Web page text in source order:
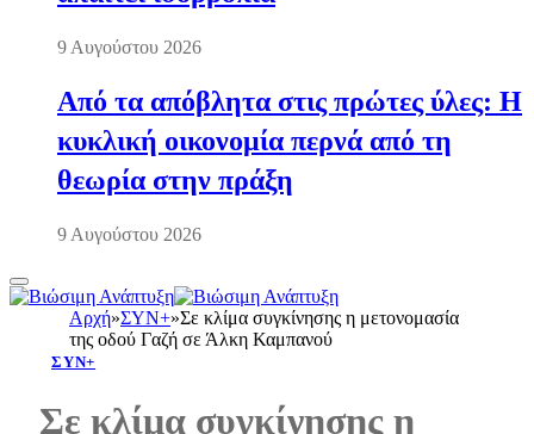
9 Αυγούστου 2026
Από τα απόβλητα στις πρώτες ύλες: Η
κυκλική οικονομία περνά από τη
θεωρία στην πράξη
9 Αυγούστου 2026
Αρχή»ΣΥΝ+»Σε κλίμα συγκίνησης η μετονομασία
της οδού Γαζή σε Άλκη Καμπανού
ΣΥΝ+
Σε κλίμα συγκίνησης η